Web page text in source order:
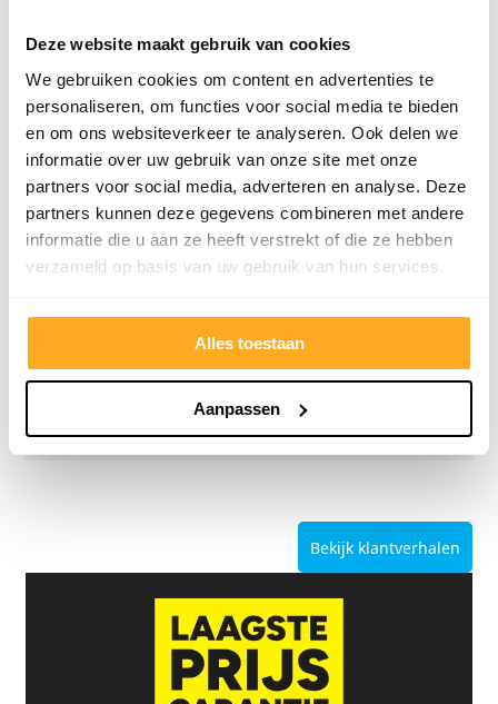
Deze website maakt gebruik van cookies
We gebruiken cookies om content en advertenties te
personaliseren, om functies voor social media te bieden
en om ons websiteverkeer te analyseren. Ook delen we
informatie over uw gebruik van onze site met onze
partners voor social media, adverteren en analyse. Deze
partners kunnen deze gegevens combineren met andere
informatie die u aan ze heeft verstrekt of die ze hebben
verzameld op basis van uw gebruik van hun services.
Alles toestaan
Aanpassen
9/10 5272 reviews
4.8/5 24.553 reviews
Bekijk klantverhalen